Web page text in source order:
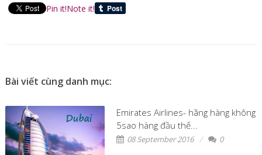
Pin it!Note it!
Bài viết cùng danh mục:
Emirates Airlines- hãng hàng không
5sao hàng đầu thế...
08 September 2016 0